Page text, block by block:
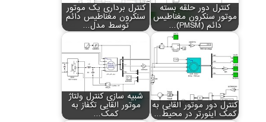
کنترل دور حلقه بسته
موتور سنکرون مغناطیس
دائم (PMSM)…
کنترل برداری یک موتور
سنکرون مغناطیس دائم
توسط مدل…
کنترل دور موتور القایی به
کمک اینورتر در محیط…
شبیه سازی کنترل ولتاژ
موتور القایی تکفاز به
کمک…